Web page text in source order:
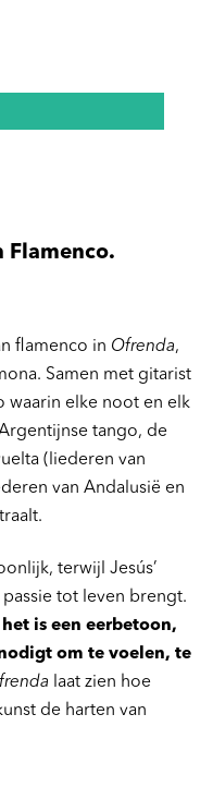
Flamenco.
flamenco in Ofrenda,
Samen met gitarist
waarin elke noot en elk
tango, de
(liederen van
van Andalusië en
terwijl Jesús’
tot leven brengt.
het is een eerbetoon,
om te voelen, te
laat zien hoe
de harten van